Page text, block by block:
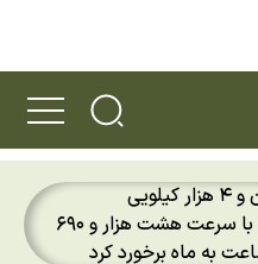
عجیب خرس پاندا؛ ماجرای
ششم پاندا چیست؟